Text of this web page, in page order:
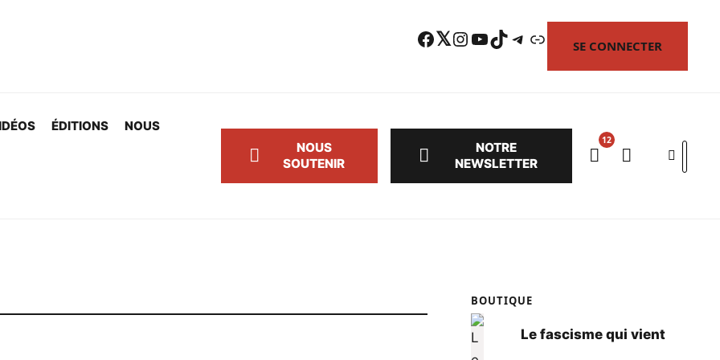
Facebook Twitter Instagram YouTube TikTok Telegram Lien SE CONNECTER
ÉDITIONS NOUS
NOUS
SOUTENIR
NOTRE
NEWSLETTER
BOUTIQUE
Le fascisme qui vient